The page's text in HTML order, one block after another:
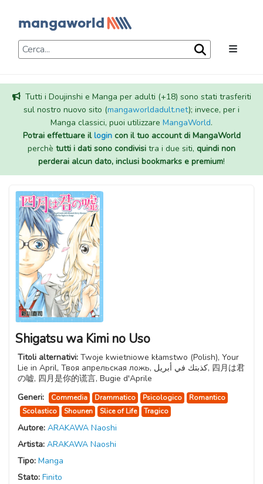
Tutti i Doujinshi e Manga per adulti (+18) sono stati trasferiti
sul nostro nuovo sito (mangaworldadult.net); invece, per i
Manga classici, puoi utilizzare MangaWorld.
Potrai effettuare illogincon il tuo account di MangaWorld
perchè tutti i dati sono condivisi tra i due siti, quindi non
perderai alcun dato, inclusi bookmarks e premium!
Shigatsu wa Kimi no Uso
Titoli alternativi: Twoje kwietniowe kłamstwo (Polish), Your
Lie in April, Твоя апрельская ложь, كذبتك في أبريل, 四月は君
の嘘, 四月是你的谎言, Bugie d'Aprile
Generi:
Commedia Drammatico Psicologico
Romantico
Scolastico
Shounen Slice of Life Tragico
Autore: ARAKAWA Naoshi
Artista: ARAKAWA Naoshi
Tipo: Manga
Stato: Finito